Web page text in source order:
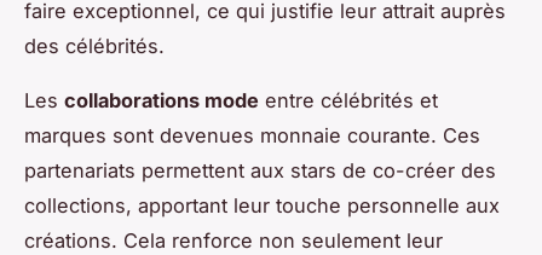
faire exceptionnel, ce qui justifie leur attrait auprès
des célébrités.
Les collaborations mode entre célébrités et
marques sont devenues monnaie courante. Ces
partenariats permettent aux stars de co-créer des
collections, apportant leur touche personnelle aux
créations. Cela renforce non seulement leur